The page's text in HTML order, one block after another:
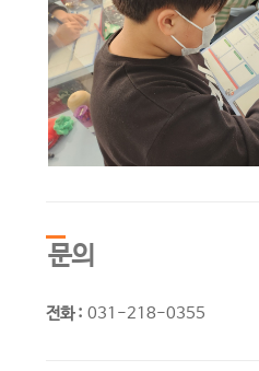
문의
전화 : 031-218-0355